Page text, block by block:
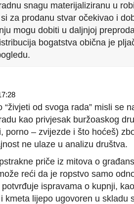
snagu materijaliziranu u
za prodanu stvar očekivao i
mogu dobiti u daljnjoj
bogatstva obična je
“živjeti od svoga rada” misli se
kao privjesak buržoaskog
porno – zvijezde i što hoćeš)
ne ulaze u analizu društva.
priče iz mitova o
reći da je ropstvo samo
ispravama o kupnji,
kmeta lijepo ugovoren u skladu